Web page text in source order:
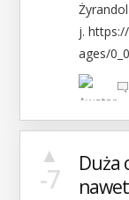
j.
ages/
-7
▲
Duża